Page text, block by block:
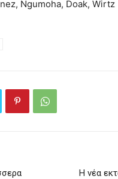
Ngumoha, Doak, Wirtz
Η νέα